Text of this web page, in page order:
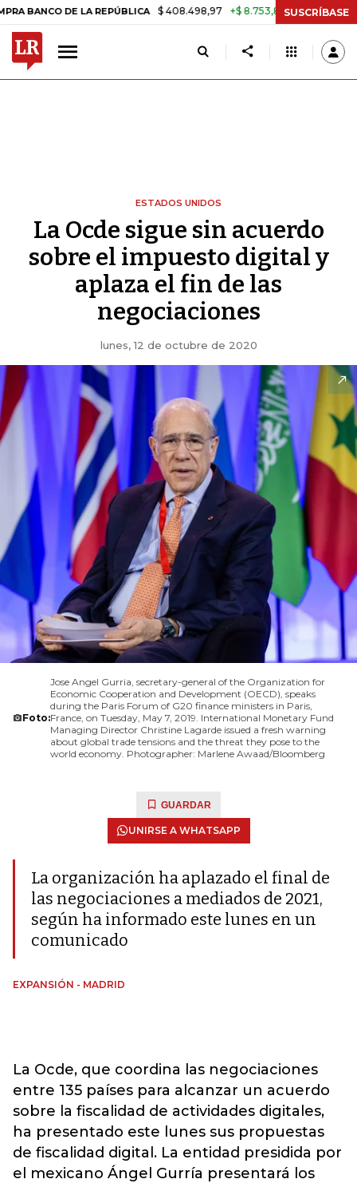
DE LA REPÚBLICA $ 408.498,97 +$ 8.753,81 +2,19% TASA DE
SUSCRÍBASE
ESTADOS UNIDOS
La Ocde sigue sin acuerdo
sobre el impuesto digital y
aplaza el fin de las
negociaciones
lunes, 12 de octubre de 2020
Foto:
Jose Angel Gurria, secretary-general of the Organization for
Economic Cooperation and Development (OECD), speaks
during the Paris Forum of G20 finance ministers in Paris,
France, on Tuesday, May 7, 2019. International Monetary Fund
Managing Director Christine Lagarde issued a fresh warning
about global trade tensions and the threat they pose to the
world economy. Photographer: Marlene Awaad/Bloomberg
GUARDAR
UNIRSE A WHATSAPP
La organización ha aplazado el final de
las negociaciones a mediados de 2021,
según ha informado este lunes en un
comunicado
EXPANSIÓN - MADRID
La Ocde, que coordina las negociaciones
entre 135 países para alcanzar un acuerdo
sobre la fiscalidad de actividades digitales,
ha presentado este lunes sus propuestas
de fiscalidad digital. La entidad presidida por
el mexicano Ángel Gurría presentará los